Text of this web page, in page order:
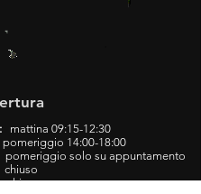
mattina 09:15-12:30
14:00-18:00
solo su appuntamento
chiuso